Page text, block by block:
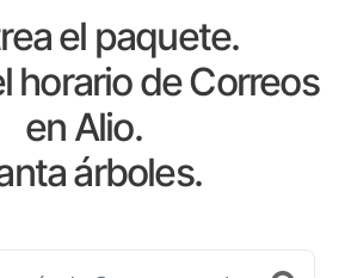
el paquete.
horario de Correos
en Alio.
árboles.